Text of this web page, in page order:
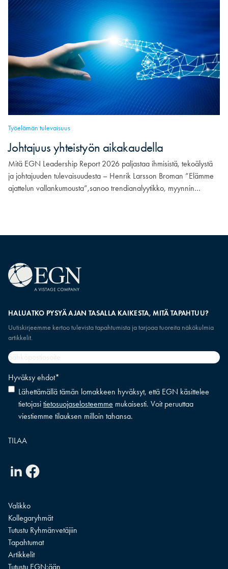
Työelämän tulevaisuus
Johtajuus yhteistyön aikakaudella
Mitä EGN Leadership Report 2026 paljastaa ihmisistä, tekoälystä
ja johtajuuden tulevaisuudesta – Henrik Larsson Broman ”Elämme
ajattelun vallankumousta”,sanoo trendianalyytikko, myynnin…
HALUATKO PYSYÄ AJAN TASALLA KAIKESTA, MITÄ TAPAHTUU?
Uutiskirjeemme kertoo tulevista tapahtumista ja tarjoaa tuoreita näkökulmia
artikkelit.
Sähköpostiosoite
Hyväksy ehdot*
Lähettämällä tämän lomakkeen hyväksyt, että EGN käsittelee
tietojasi tietosuojaselosteemme mukaisesti. Voit peruuttaa
viestiemme tilauksen milloin tahansa.
LinkedinFacebook
Valikko
Kollegaryhmät
Tutustu Ryhmänvetäjiin
Tapahtumat
Artikkelit
Tutustu EGN:ään